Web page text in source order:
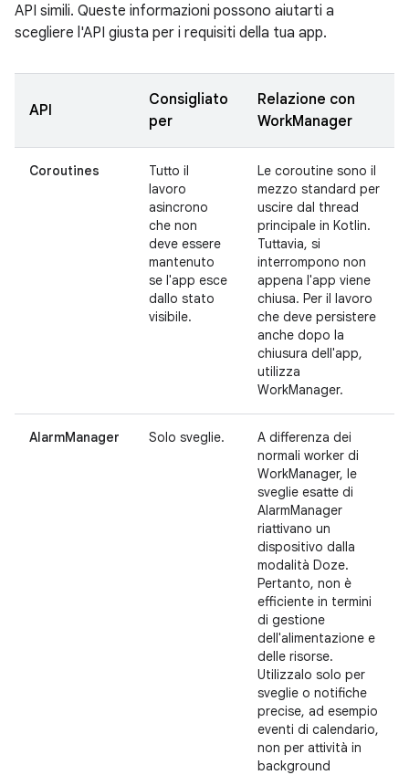
API simili. Queste informazioni possono aiutarti a
scegliere l'API giusta per i requisiti della tua app.
API
Consigliato
per
Relazione con
WorkManager
Coroutines
Tutto il
lavoro
asincrono
che non
deve essere
mantenuto
se l'app esce
dallo stato
visibile.
Le coroutine sono il
mezzo standard per
uscire dal thread
principale in Kotlin.
Tuttavia, si
interrompono non
appena l'app viene
chiusa. Per il lavoro
che deve persistere
anche dopo la
chiusura dell'app,
utilizza
WorkManager.
AlarmManager Solo sveglie.
A differenza dei
normali worker di
WorkManager, le
sveglie esatte di
AlarmManager
riattivano un
dispositivo dalla
modalità Doze.
Pertanto, non è
efficiente in termini
di gestione
dell'alimentazione e
delle risorse.
Utilizzalo solo per
sveglie o notifiche
precise, ad esempio
eventi di calendario,
non per attività in
background